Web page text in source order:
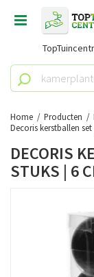
Home Producten
Decoris kerstballen
DECORIS
STUKS | 6